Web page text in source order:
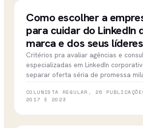
CBN CAMPINAS
Como escolher a
para cuidar do LinkedIn
marca e dos seus líderes
Critérios pra avaliar agências e
especializadas em LinkedIn
separar oferta séria de promessa
COLUNISTA REGULAR, 26
2017 E 2023